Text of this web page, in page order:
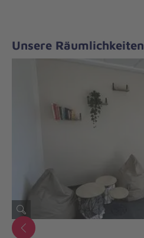
Unsere Räumlichkeiten